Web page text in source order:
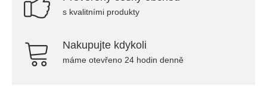
s kvalitními produkty
Nakupujte kdykoli
máme otevřeno 24 hodin denně